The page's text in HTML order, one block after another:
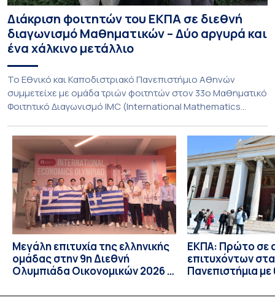
Διάκριση φοιτητών του ΕΚΠΑ σε διεθνή
διαγωνισμό Μαθηματικών – Δύο αργυρά και
ένα χάλκινο μετάλλιο
To Εθνικό και Καποδιστριακό Πανεπιστήμιο Αθηνών
συμμετείχε με ομάδα τριών φοιτητών στον 33ο Μαθηματικό
Φοιτητικό Διαγωνισμό IMC (International Mathematics
Ιουλίου στο Blagoevgrad της Βουλγαρίας. Σε αυτόν
συμμετείχαν 447 φοιτητές εκπροσωπώντας 135
πανεπιστήμια από 46 χώρες. Από την Ελλάδα, συμμετείχαν
επίσης το Εθνικό Μετσόβιο Πολυτεχνείο, το Αριστοτέλειο
Πανεπιστήμιο […]
Μεγάλη επιτυχία της ελληνικής
ομάδας στην 9η Διεθνή
Ολυμπιάδα Οικονομικών 2026 –
μετάλλια
ΕΚΠΑ: Πρώτο σε
επιτυχόντων
Πανεπιστήμια
επιλογή για τους